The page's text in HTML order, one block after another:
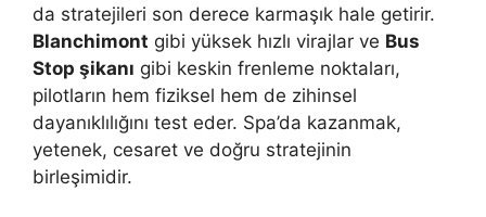
da stratejileri son derece karmaşık hale getirir.
Blanchimont gibi yüksek hızlı virajlar ve Bus
Stop şikanı gibi keskin frenleme noktaları,
pilotların hem fiziksel hem de zihinsel
dayanıklılığını test eder. Spa’da kazanmak,
yetenek, cesaret ve doğru stratejinin
birleşimidir.